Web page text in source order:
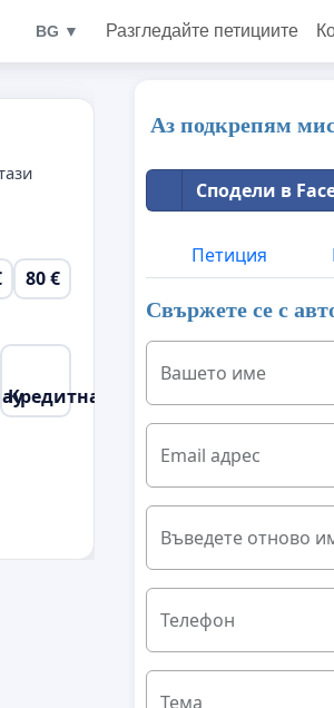
BG ▼ Разгледайте петициите
Аз подкрепям
Сподели в
Петиция
Свържете се с
Вашето име
Email адрес
Въведете отново
Телефон
Тема
80 €
Кредитна карта